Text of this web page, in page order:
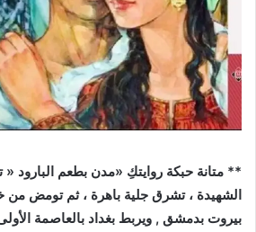
** متانة حبكة روايتكِ «مدن بطعم البارود «
الشهيدة ، تشرق جلية باهرة ، ثم تومض
بيروت بدمشق , ويربط بغداد بالعاصمة